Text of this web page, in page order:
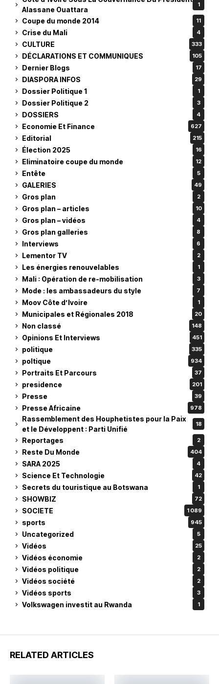
Alassane Ouattara
1
Coupe du monde 2014 11
Crise du Mali 4
CULTURE 333
DÉCLARATIONS ET COMMUNIQUES 105
Dernier Blogs 17
DIASPORA INFOS 29
Dossier Politique 1 1
Dossier Politique 2 3
DOSSIERS 4
Economie Et Finance 627
Editorial 215
Élection 2025 16
Eliminatoire coupe du monde 12
Entête 5
GALERIES 49
Gros plan 2
Gros plan – articles 10
Gros plan – vidéos 4
Gros plan galleries 8
Interviews 6
Lementor TV 2
Les énergies renouvelables 1
Mali : Opération de re-mobilisation 3
Mode : les ambassadeurs du style 7
Moov Côte d’Ivoire 1
Municipales et Régionales 2018 20
Non classé 148
Opinions Et Interviews 451
politique 335
poltique 934
Portraits Et Parcours 37
presidence 201
Presse 39
Presse Africaine 978
Rassemblement des Houphetistes pour la Paix
et le Développent : Parti Unifié
18
Reportages 2
Reste Du Monde 404
SARA 2025 4
Science Et Technologie 42
Secrets du touristique au Botswana 1
SHOWBIZ 72
SOCIETE 1 089
sports 945
Uncategorized 5
Vidéos 25
Vidéos économie 2
Vidéos politique 2
Vidéos société 2
Vidéos sports 3
Volkswagen investit au Rwanda 1
RELATED ARTICLES